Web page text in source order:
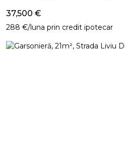
37,500 €
288 €/luna prin credit ipotecar